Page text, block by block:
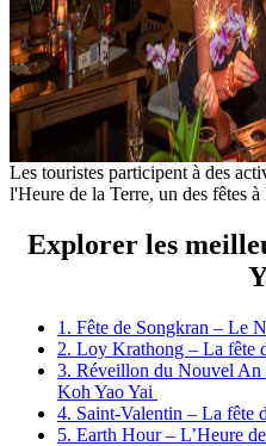
Les touristes participent à des
l'Heure de la Terre, un des fêtes
Explorer les
1. Fête de Songkran – Le
2. Loy Krathong – La fête
3. Réveillon du Nouvel An
Koh Yao Yai
4. Saint-Valentin – La fête
5. Earth Hour – L’Heure